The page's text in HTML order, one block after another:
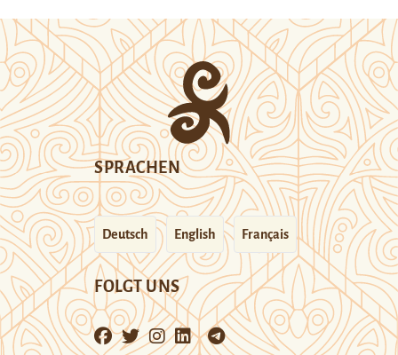
SPRACHEN
Deutsch English Français
FOLGT UNS